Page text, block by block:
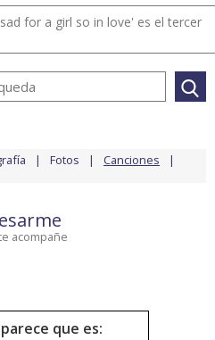
for a girl so in love' es el tercer
Fotos Canciones
acompañe
que es: